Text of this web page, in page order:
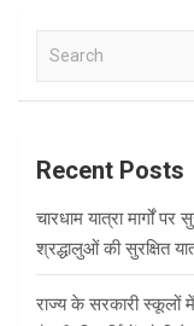
a
c
Recent Posts
चारधाम यात्रा मार्गों
श्रद्धालुओं की सुरक्षित
राज्य के सरकारी स्कूलों